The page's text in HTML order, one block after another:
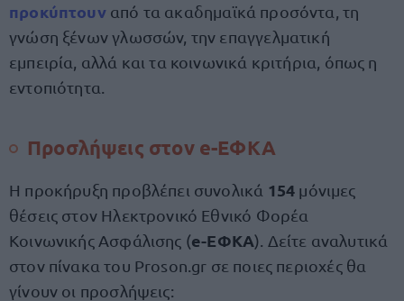
προκύπτουναπό τα ακαδημαϊκά προσόντα, τη
γνώση ξένων γλωσσών, την επαγγελματική
εμπειρία, αλλά και τα κοινωνικά κριτήρια, όπως η
εντοπιότητα.
Προσλήψεις στον e-ΕΦΚΑ
Η προκήρυξη προβλέπει συνολικά 154 μόνιμες
θέσεις στον Ηλεκτρονικό Εθνικό Φορέα
Κοινωνικής Ασφάλισης (e-ΕΦΚΑ). Δείτε αναλυτικά
στον πίνακα του Proson.gr σε ποιες περιοχές θα
γίνουν οι προσλήψεις: